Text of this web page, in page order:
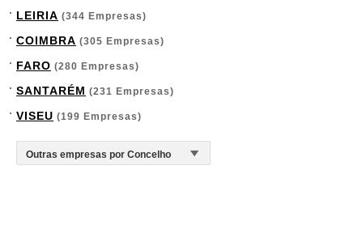
LEIRIA (344 Empresas)
COIMBRA (305 Empresas)
FARO (280 Empresas)
SANTARÉM (231 Empresas)
VISEU (199 Empresas)